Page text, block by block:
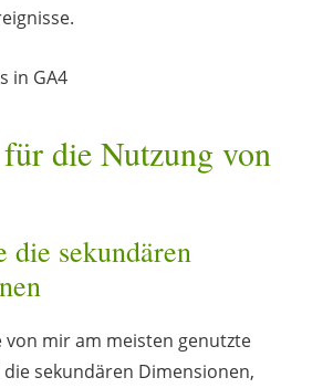
die Nutzung von
die sekundären
von mir am meisten genutzte
sekundären Dimensionen,